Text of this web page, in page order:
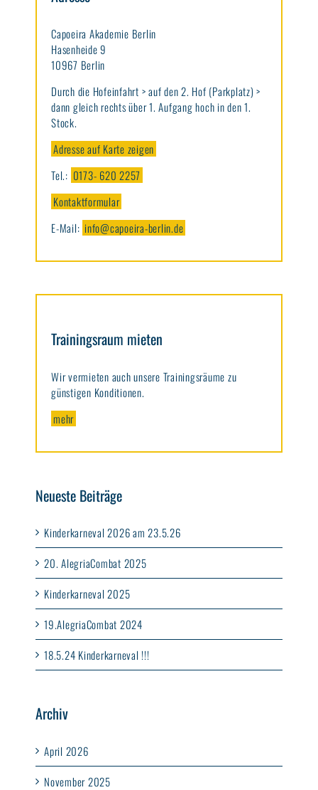
Capoeira Akademie Berlin
Hasenheide 9
10967 Berlin
Durch die Hofeinfahrt > auf den 2. Hof (Parkplatz) >
dann gleich rechts über 1. Aufgang hoch in den 1.
Stock.
Adresse auf Karte zeigen
Tel.: 0173- 620 2257
Kontaktformular
E-Mail: info@capoeira-berlin.de
Trainingsraum mieten
Wir vermieten auch unsere Trainingsräume zu
günstigen Konditionen.
mehr
Neueste Beiträge
Kinderkarneval 2026 am 23.5.26
20. AlegriaCombat 2025
Kinderkarneval 2025
19.AlegriaCombat 2024
18.5.24 Kinderkarneval !!!
Archiv
April 2026
November 2025